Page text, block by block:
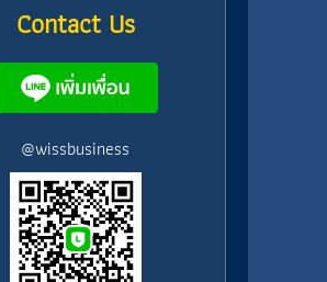
Contact Us
@wissbusiness